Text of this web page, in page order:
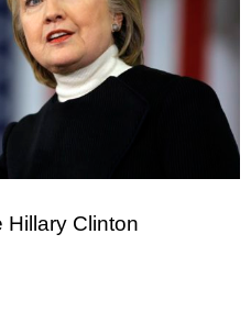
Hillary Clinton